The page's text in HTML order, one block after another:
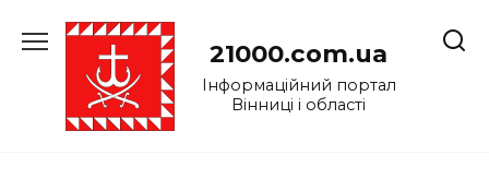
до
21000.com.ua
Інформаційний портал
Вінниці і області